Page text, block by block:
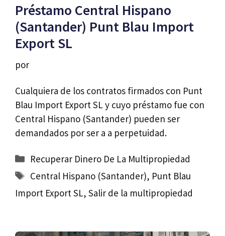
Préstamo Central Hispano
(Santander) Punt Blau Import
Export SL
por
Cualquiera de los contratos firmados con Punt
Blau Import Export SL y cuyo préstamo fue con
Central Hispano (Santander) pueden ser
demandados por ser a a perpetuidad.
Categorías
Recuperar Dinero De La Multipropiedad
Etiquetas
Central Hispano (Santander), Punt Blau
Import Export SL, Salir de la multipropiedad